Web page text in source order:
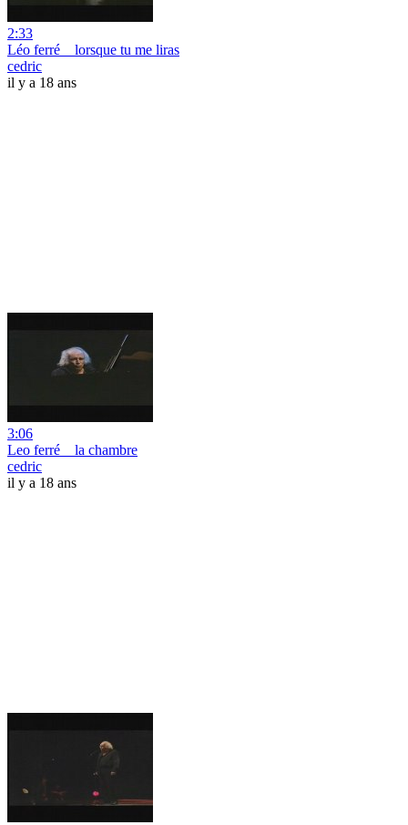
2:33
Léo ferré _ lorsque tu me liras
cedric
il y a 18 ans
3:06
Leo ferré _ la chambre
cedric
il y a 18 ans